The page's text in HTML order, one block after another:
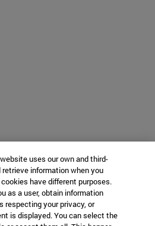
uses our own and third-
information when you
have different purposes.
as a user, obtain information
respecting your privacy, or
is displayed. You can select the